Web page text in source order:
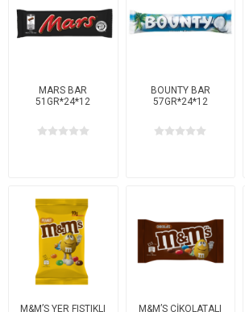
MARS BAR
51GR*24*12
BOUNTY BAR
57GR*24*12
M&M’S YER FISTIKLI
M&M’S ÇİKOLATALI